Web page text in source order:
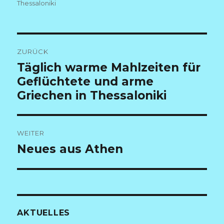
am
Thessaloniki
ZURÜCK
Vorheriger
Beitrag:
Täglich warme Mahlzeiten für
Geflüchtete und arme
Griechen in Thessaloniki
WEITER
Nächster
Beitrag:
Neues aus Athen
AKTUELLES